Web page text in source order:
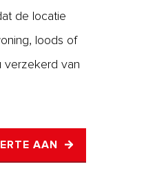
de locatie
loods of
verzekerd van
AAN